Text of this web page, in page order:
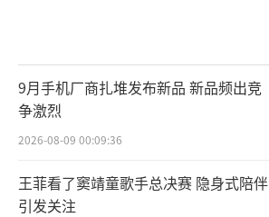
9月手机厂商扎堆发布新品 新品频出竞
争激烈
2026-08-09 00:09:36
王菲看了窦靖童歌手总决赛 隐身式陪伴
引发关注